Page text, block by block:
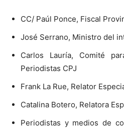
CC/ Paúl Ponce, Fiscal
José Serrano, Ministro del
Carlos Lauría, Comité
Periodistas CPJ
Frank La Rue, Relator
Catalina Botero, Relatora
Periodistas y medios de